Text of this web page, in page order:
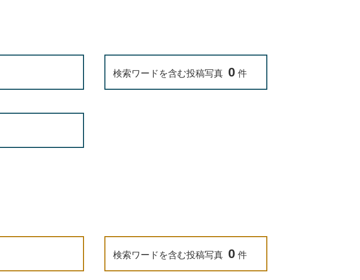
検索ワードを含む投稿写真 0 件
検索ワードを含む投稿写真 0 件